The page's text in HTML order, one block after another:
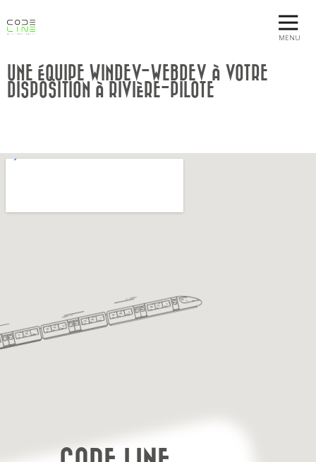
MENU
UNE ÉQUIPE WINDEV-WEBDEV À VOTRE
DISPOSITION À RIVIÈRE-PILOTE